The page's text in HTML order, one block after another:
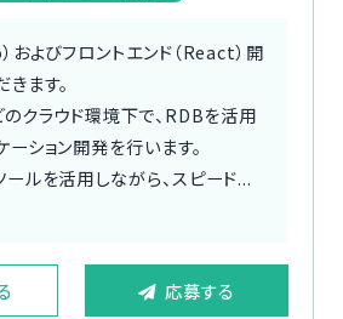
およびフロントエンド（React）開
ます。
クラウド環境下で、RDBを活用
ション開発を行います。
ルを活用しながら、スピード...
応募する